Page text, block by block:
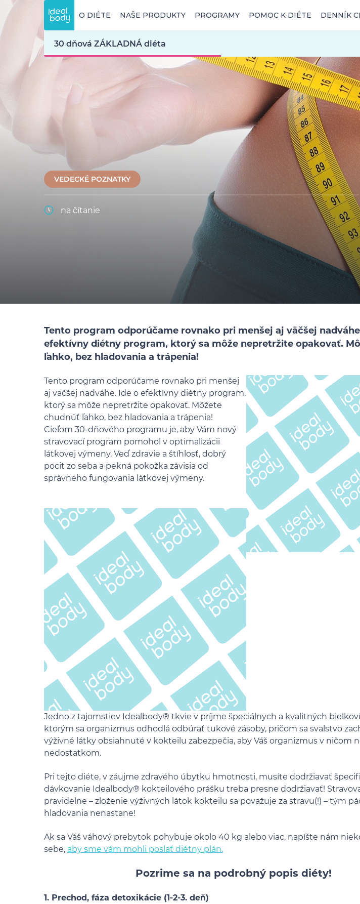
O DIÉTE NAŠE PRODUKTY PROGRAMY POMOC K DIÉTE DENNÍK
VEDECKÉ POZNATKY
30 dňová ZÁKLADNÁ diéta
na čítanie
Tento program odporúčame rovnako pri menšej aj väčšej
efektívny diétny program, ktorý sa môže nepretržite opakovať.
ľahko, bez hladovania a trápenia!
Tento program odporúčame rovnako pri menšej
aj väčšej nadváhe. Ide o efektívny diétny program,
ktorý sa môže nepretržite opakovať. Môžete
chudnúť ľahko, bez hladovania a trápenia!
Cieľom 30-dňového programu je, aby Vám nový
stravovací program pomohol v optimalizácii
látkovej výmeny. Veď zdravie a štíhlosť, dobrý
pocit zo seba a pekná pokožka závisia od
správneho fungovania látkovej výmeny.
Jedno z tajomstiev Idealbody® tkvie v príjme špeciálnych a kvalitných
ktorým sa organizmus odhodlá odbúrať tukové zásoby, pričom sa svalstvo
výživné látky obsiahnuté v kokteilu zabezpečia, aby Váš organizmus v ničom
nedostatkom.
Pri tejto diéte, v záujme zdravého úbytku hmotnosti, musíte dodržiavať
dávkovanie Idealbody® kokteilového prášku treba presne dodržiavať!
pravidelne – zloženie výživných látok kokteilu sa považuje za stravu(!) – tým
hladovania nenastane!
Ak sa Váš váhový prebytok pohybuje okolo 40 kg alebo viac, napíšte nám
sebe, aby sme vám mohli poslať diétny plán.
Pozrime sa na podrobný popis diéty!
1. Prechod, fáza detoxikácie (1-2-3. deň)